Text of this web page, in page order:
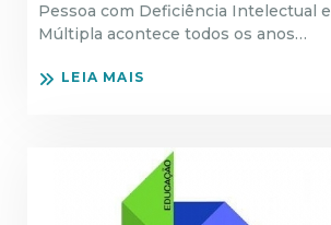
Pessoa com Deficiência Intelectual e
Múltipla acontece todos os anos…
LEIA MAIS